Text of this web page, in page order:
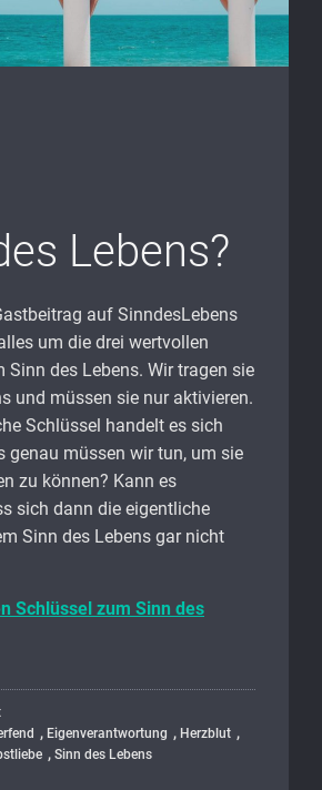
Lebens?
auf SinndesLebens
um die drei wertvollen
Sinn des Lebens. Wir tragen sie
und müssen sie nur aktivieren.
Schlüssel handelt es sich
genau müssen wir tun, um sie
zu können? Kann es
sich dann die eigentliche
Sinn des Lebens gar nicht
Schlüssel zum Sinn des
, Eigenverantwortung , Herzblut ,
, Sinn des Lebens